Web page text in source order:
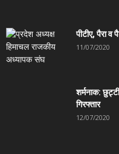
पीटीए, पैरा व
11/07/2020
शर्मनाक:
गिरफ्तार
12/07/2020